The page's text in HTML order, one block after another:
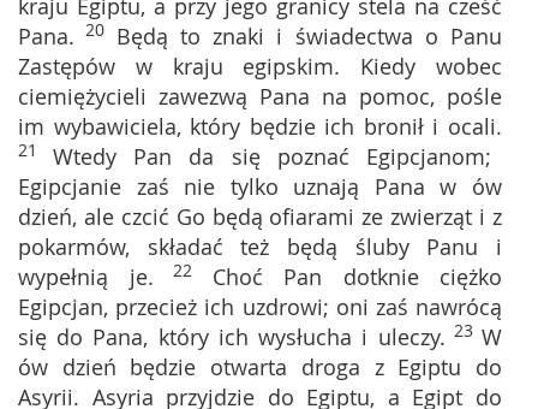
kraju Egiptu, a przy jego granicy stela na cześć
Pana. 20 Będą to znaki i świadectwa o Panu
Zastępów w kraju egipskim. Kiedy wobec
ciemiężycieli zawezwą Pana na pomoc, pośle
im wybawiciela, który będzie ich bronił i ocali.
21Wtedy Pan da się poznać Egipcjanom;
Egipcjanie zaś nie tylko uznają Pana w ów
dzień, ale czcić Go będą ofiarami ze zwierząt i z
pokarmów, składać też będą śluby Panu i
wypełnią je. 22 Choć Pan dotknie ciężko
Egipcjan, przecież ich uzdrowi; oni zaś nawrócą
się do Pana, który ich wysłucha i uleczy. 23W
ów dzień będzie otwarta droga z Egiptu do
Asyrii. Asyria przyjdzie do Egiptu, a Egipt do